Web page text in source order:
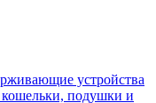
устройства
подушки и